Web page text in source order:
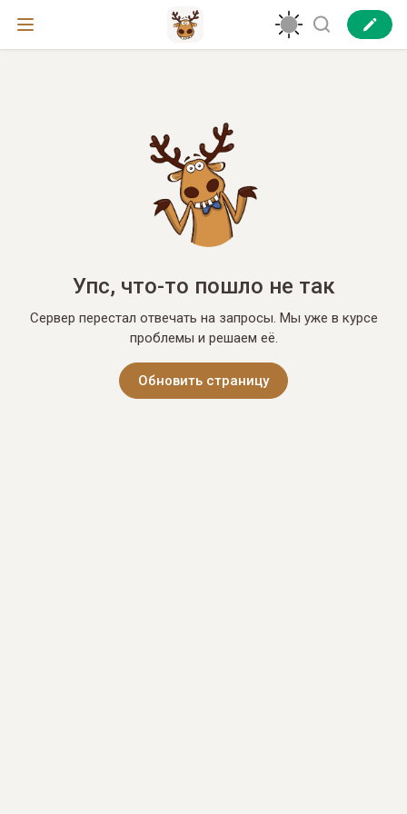
Упс, что-то пошло не так
Сервер перестал отвечать на запросы. Мы уже в курсе
проблемы и решаем её.
Обновить страницу